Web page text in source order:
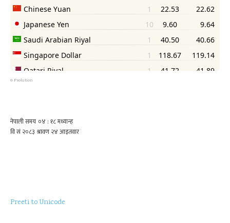
© Psolution
Preeti to Unicode